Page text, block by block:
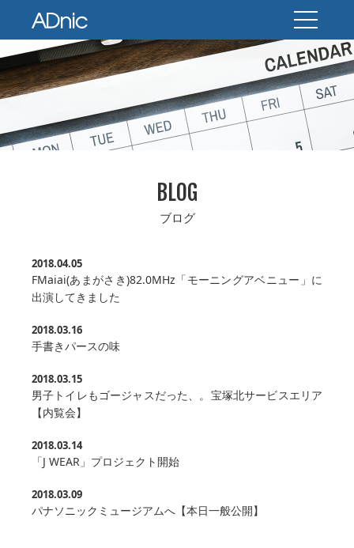
BLOG
ブログ
2018.04.05
FMaiai(あまがさき)82.0MHz「モーニングアベニュー」に
出演してきました
2018.03.16
手書きパースの味
2018.03.15
男子トイレもゴージャスだった、。宝塚北サービスエリア
【内覧会】
2018.03.14
「J WEAR」プロジェクト開始
2018.03.09
パナソニックミュージアムへ【本日一般公開】